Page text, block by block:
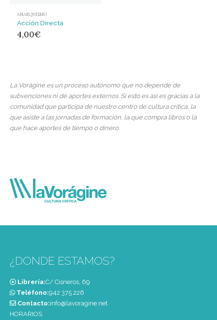
ANARQUISMO
Acción Directa
4,00€
La Vorágine es un proceso autónomo que no depende de
subvenciones ni de aportes externos. Si esto es así es gracias a la
comunidad que participa de nuestro centro de cultura crítica, la
que asiste a las jornadas de formación, la que compra libros o la
que hace aportes de tiempo o dinero.
¿DONDE ESTAMOS?
Librería:C/ Cisneros, 69
Teléfono:‭942 375 226‬
Contacto:info@lavoragine.net
HORARIOS